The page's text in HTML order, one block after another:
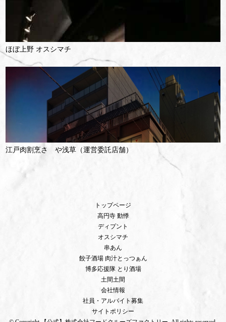
ほぼ上野 オスシマチ
江戸肉割烹さゝや浅草（運営委託店舗）
トップページ
高円寺 動悸
ディプント
オスシマチ
串あん
餃子酒場 肉汁とっつぁん
博多応援隊 とり酒場
土間土間
会社情報
社員・アルバイト募集
サイトポリシー